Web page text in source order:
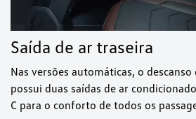
Saída de ar traseira
Nas versões automáticas, o
possui duas saídas de ar
C para o conforto de todos os